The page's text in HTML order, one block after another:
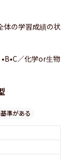
の学習成績の状
／化学or生物
準がある